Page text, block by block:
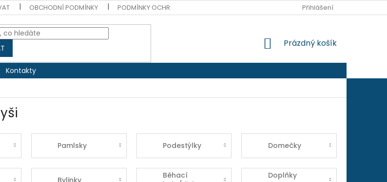
OBCHODNÍ PODMÍNKY PODMÍNKY OCHRANY OSOBNÍCH ÚDAJŮ Přihlášení
NÁKUPNÍ
Prázdný košík
Kontakty
Pamlsky Podestýlky Domečky
Bylinky
Běhací
Doplňky